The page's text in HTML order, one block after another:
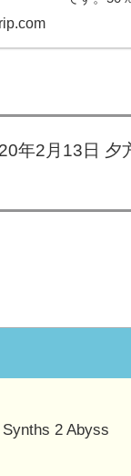
年2月13日 夕
Synths 2 Abyss